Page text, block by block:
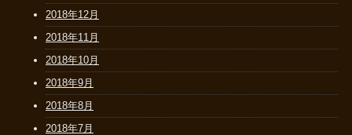
2018年12月
2018年11月
2018年10月
2018年9月
2018年8月
2018年7月